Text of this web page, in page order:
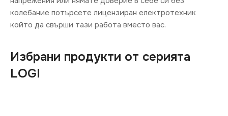
колебание потърсете лицензиран електротехник
който да свърши тази работа вместо вас.
Избрани продукти от серията
LOGI